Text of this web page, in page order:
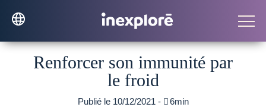
Renforcer son immunité par
le froid
Publié le 10/12/2021 - 6min